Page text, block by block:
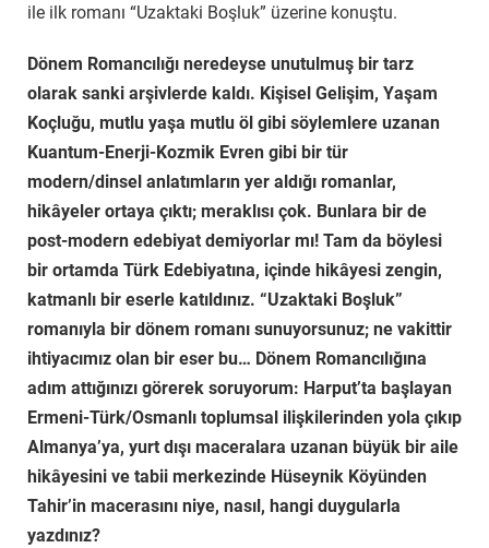
ile ilk romanı “Uzaktaki Boşluk” üzerine konuştu.
Dönem Romancılığı neredeyse unutulmuş bir tarz
olarak sanki arşivlerde kaldı. Kişisel Gelişim, Yaşam
Koçluğu, mutlu yaşa mutlu öl gibi söylemlere uzanan
Kuantum-Enerji-Kozmik Evren gibi bir tür
modern/dinsel anlatımların yer aldığı romanlar,
hikâyeler ortaya çıktı; meraklısı çok. Bunlara bir de
post-modern edebiyat demiyorlar mı! Tam da böylesi
bir ortamda Türk Edebiyatına, içinde hikâyesi zengin,
katmanlı bir eserle katıldınız. “Uzaktaki Boşluk”
romanıyla bir dönem romanı sunuyorsunuz; ne vakittir
ihtiyacımız olan bir eser bu… Dönem Romancılığına
adım attığınızı görerek soruyorum: Harput’ta başlayan
Ermeni-Türk/Osmanlı toplumsal ilişkilerinden yola çıkıp
Almanya’ya, yurt dışı maceralara uzanan büyük bir aile
hikâyesini ve tabii merkezinde Hüseynik Köyünden
Tahir’in macerasını niye, nasıl, hangi duygularla
yazdınız?